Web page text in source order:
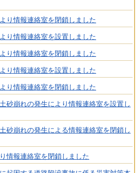
り情報連絡室を閉鎖しました
り情報連絡室を設置しました
り情報連絡室を閉鎖しました
り情報連絡室を設置しました
り情報連絡室を閉鎖しました
砂崩れの発生により情報連絡室を設置し
砂崩れの発生による情報連絡室を閉鎖し
情報連絡室を閉鎖しました